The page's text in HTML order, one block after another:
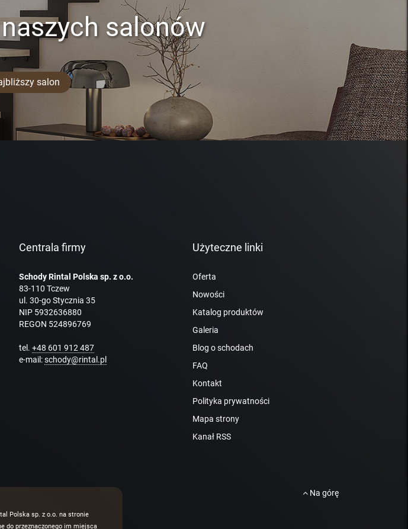
salonów
salon
Centrala firmy
Schody Rintal Polska sp. z o.o.
83-110 Tczew
ul. 30-go Stycznia 35
NIP 5932636880
REGON 524896769
tel. +48 601 912 487
e-mail:schody@rintal.pl
Użyteczne linki
Oferta
Nowości
Katalog produktów
Galeria
Blog o schodach
FAQ
Kontakt
Polityka prywatności
Mapa strony
Kanał RSS
Polska sp. z o.o. na stronie
do przeznaczonego im miejsca
Na górę